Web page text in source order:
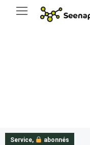
Service, abonnés